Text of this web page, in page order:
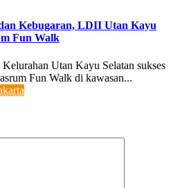
Kebugaran, LDII Utan Kayu
Fun Walk
Utan Kayu Selatan sukses
Fun Walk di kawasan...